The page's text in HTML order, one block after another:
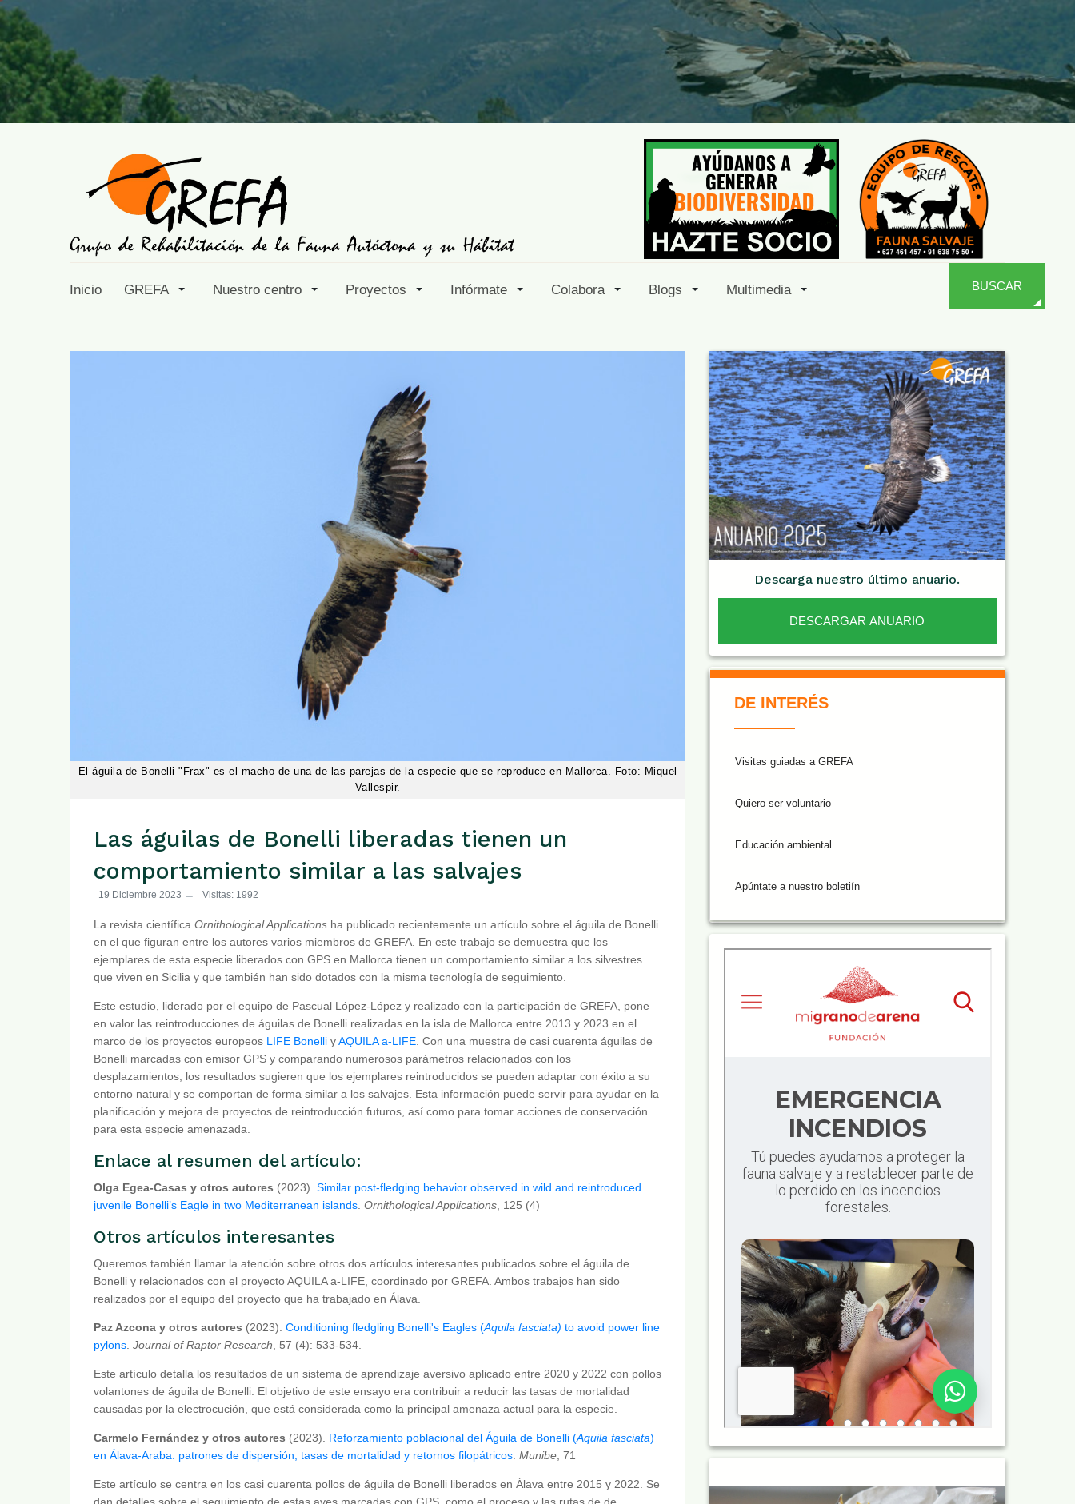
Inicio GREFA Nuestro centro Proyectos Infórmate Colabora Blogs Multimedia BUSCAR
El águila de Bonelli "Frax" es el macho de una de las parejas de la especie que se reproduce en Mallorca. Foto: Miquel
Vallespir.
Las águilas de Bonelli liberadas tienen un
comportamiento similar a las salvajes
19 Diciembre 2023 Visitas: 1992
La revista científica Ornithological Applications ha publicado recientemente un artículo sobre el águila de Bonelli
en el que figuran entre los autores varios miembros de GREFA. En este trabajo se demuestra que los
ejemplares de esta especie liberados con GPS en Mallorca tienen un comportamiento similar a los silvestres
que viven en Sicilia y que también han sido dotados con la misma tecnología de seguimiento.
Este estudio, liderado por el equipo de Pascual López-López y realizado con la participación de GREFA, pone
en valor las reintroducciones de águilas de Bonelli realizadas en la isla de Mallorca entre 2013 y 2023 en el
marco de los proyectos europeos LIFE Bonelli yAQUILA a-LIFE . Con una muestra de casi cuarenta águilas de
Bonelli marcadas con emisor GPS y comparando numerosos parámetros relacionados con los
desplazamientos, los resultados sugieren que los ejemplares reintroducidos se pueden adaptar con éxito a su
entorno natural y se comportan de forma similar a los salvajes. Esta información puede servir para ayudar en la
planificación y mejora de proyectos de reintroducción futuros, así como para tomar acciones de conservación
para esta especie amenazada.
Enlace al resumen del artículo:
Olga Egea-Casas y otros autores (2023). Similar post-fledging behavior observed in wild and reintroduced
juvenile Bonelli’s Eagle in two Mediterranean islands Ornithological Applications , 125 (4)
Otros artículos interesantes
Queremos también llamar la atención sobre otros dos artículos interesantes publicados sobre el águila de
Bonelli y relacionados con el proyecto AQUILA a-LIFE, coordinado por GREFA. Ambos trabajos han sido
realizados por el equipo del proyecto que ha trabajado en Álava.
Paz Azcona y otros autores (2023). Conditioning fledgling Bonelli's Eagles (Aquila fasciata) to avoid power line
pylons Journal of Raptor Research , 57 (4): 533-534.
Este artículo detalla los resultados de un sistema de aprendizaje aversivo aplicado entre 2020 y 2022 con pollos
volantones de águila de Bonelli. El objetivo de este ensayo era contribuir a reducir las tasas de mortalidad
causadas por la electrocución, que está considerada como la principal amenaza actual para la especie.
Carmelo Fernández y otros autores (2023). Reforzamiento poblacional del Águila de Bonelli (Aquila fasciata)
en Álava-Araba: patrones de dispersión, tasas de mortalidad y retornos filopátricos Munibe , 71
Este artículo se centra en los casi cuarenta pollos de águila de Bonelli liberados en Álava entre 2015 y 2022. Se
dan detalles sobre el seguimiento de estas aves marcadas con GPS, como el proceso y las rutas de de
Descarga nuestro último anuario.
DESCARGAR ANUARIO
DE INTERÉS
Visitas guiadas a GREFA
Quiero ser voluntario
Educación ambiental
Apúntate a nuestro boletiín